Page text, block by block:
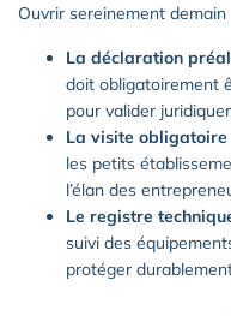
Ouvrir sereinement demain
La déclaration
doit obligatoirement
pour valider
La visite obligatoire
les petits
l’élan des
Le registre
suivi des
protéger